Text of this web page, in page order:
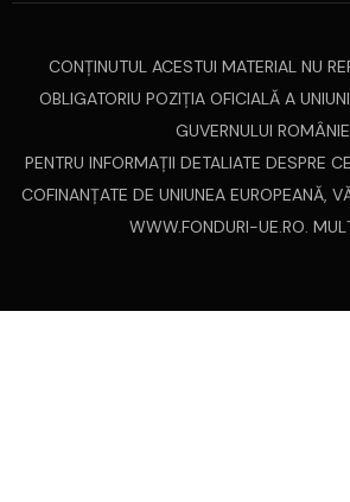
CONŢINUTUL ACESTUI MATERIAL NU
OBLIGATORIU POZIŢIA OFICIALĂ A
GUVERNULUI
PENTRU INFORMAŢII DETALIATE DESPRE
COFINANŢATE DE UNIUNEA EUROPEANĂ,
WWW.FONDURI-UE.RO.